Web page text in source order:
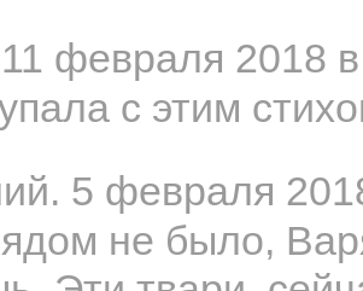
февраля 2018
с этим
5 февраля
не было,